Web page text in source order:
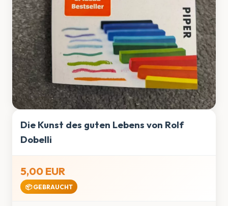
Die Kunst des guten Lebens von Rolf
Dobelli
5,00 EUR
📦 GEBRAUCHT